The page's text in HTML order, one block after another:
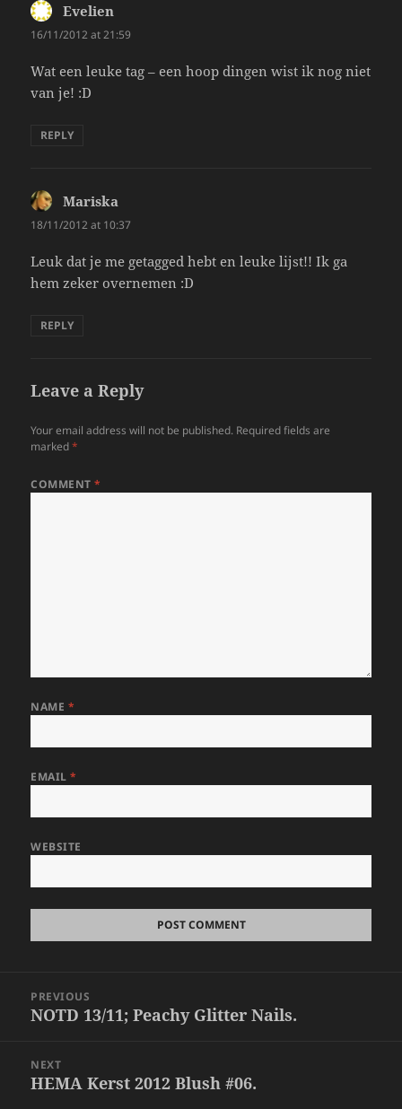
Evelien
16/11/2012 at 21:59
Wat een leuke tag – een hoop dingen wist ik nog niet
van je! :D
REPLY
Mariska
18/11/2012 at 10:37
Leuk dat je me getagged hebt en leuke lijst!! Ik ga
hem zeker overnemen :D
REPLY
Leave a Reply
Your email address will not be published. Required fields are
marked*
COMMENT*
NAME *
EMAIL*
WEBSITE
navigation
PREVIOUS
Previous
NOTD 13/11; Peachy Glitter Nails.
NEXT
Next
HEMA Kerst 2012 Blush #06.